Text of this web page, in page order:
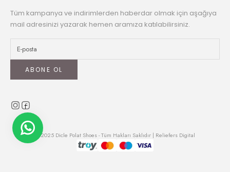
Tüm kampanya ve indirimlerden haberdar olmak için aşağıya
mail adresinizi yazarak hemen aramıza katılabilirsiniz.
ABONE OL
© 2025 Dicle Polat Shoes - Tüm Hakları Saklıdır | Reliefers Digital